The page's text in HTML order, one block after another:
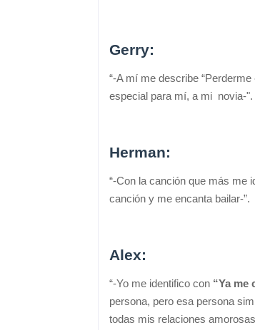
Gerry:
“-A mí me describe
especial para mí, a mi novia-".
Herman:
“-Con la canción que más me
canción y me encanta bailar-”.
Alex:
“-Yo me identifico con “Ya me
persona, pero esa persona
todas mis relaciones